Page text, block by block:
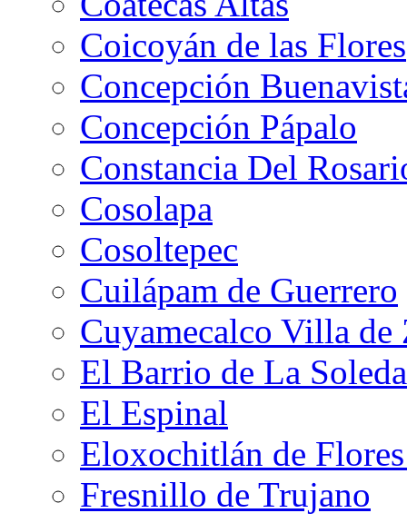
Coicoyán de las Flores
Concepción
Concepción Pápalo
Constancia Del
Cosolapa
Cosoltepec
Cuilápam de Guerrero
Cuyamecalco Villa de
El Barrio de La
El Espinal
Eloxochitlán de
Fresnillo de Trujano